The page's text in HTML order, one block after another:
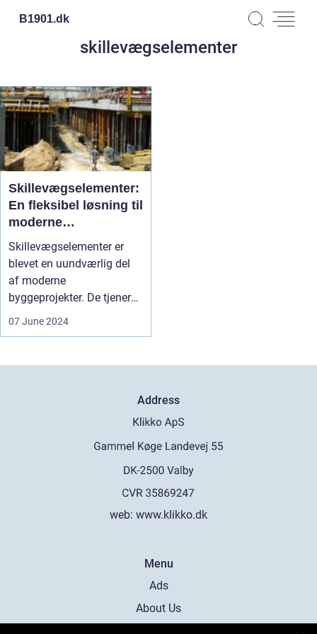
B1901.dk
skillevægselementer
Skillevægselementer:
En fleksibel løsning til
moderne
byggeprojekter
Skillevægselementer er
blevet en uundværlig del
af moderne
byggeprojekter. De tjener
som fleksible o...
07 June 2024
Address
web: www.klikko.dk
Menu
Ads
About Us